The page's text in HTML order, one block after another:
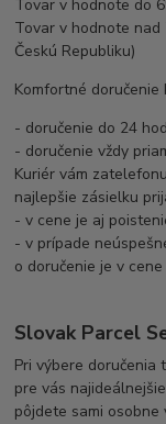
Tovar v hodnote do
Tovar v hodnote
Českú Republiku)
Komfortné doručenie
- doručenie do 24
- doručenie vždy
Kuriér vám
najlepšie zásielku
- v cene je aj
- v prípade
o doručenie je v cene
Slovak Parcel
Pri výbere doručenia
pre vás
pôjdete sami osobne